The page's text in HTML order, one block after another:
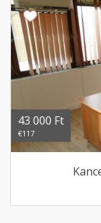
43 000 Ft
€117